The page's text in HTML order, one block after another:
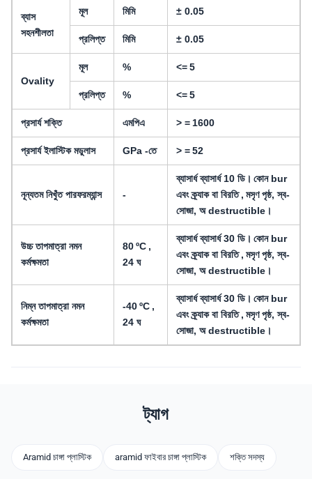
ব্যাস
সহনশীলতা
মূল মিমি ± 0.05
প্রলিপ্ত মিমি ± 0.05
Ovality
মূল % <=5
প্রলিপ্ত % <=5
প্রসার্য শক্তি এমপিএ > = 1600
প্রসার্য ইলাস্টিক মডুলাস GPa -তে > =52
নূন্যতম নিখুঁত পারফরম্যান্স -
ব্যাসার্ধ ব্যাসার্ধ 10 ডি। কোন bur
এবং ক্র্যাক বা বিরতি , মসৃণ পৃষ্ঠ, স্ব-
সোজা, অ destructible।
উচ্চ তাপমাত্রা নমন
কর্মক্ষমতা
80ºC ,
24 ঘ
ব্যাসার্ধ ব্যাসার্ধ 30 ডি। কোন bur
এবং ক্র্যাক বা বিরতি , মসৃণ পৃষ্ঠ, স্ব-
সোজা, অ destructible।
নিম্ন তাপমাত্রা নমন
কর্মক্ষমতা
-40ºC ,
24 ঘ
ব্যাসার্ধ ব্যাসার্ধ 30 ডি। কোন bur
এবং ক্র্যাক বা বিরতি , মসৃণ পৃষ্ঠ, স্ব-
সোজা, অ destructible।
ট্যাগ
Aramid চাঙ্গা প্লাস্টিক aramid ফাইবার চাঙ্গা প্লাস্টিক শক্তি সদস্য